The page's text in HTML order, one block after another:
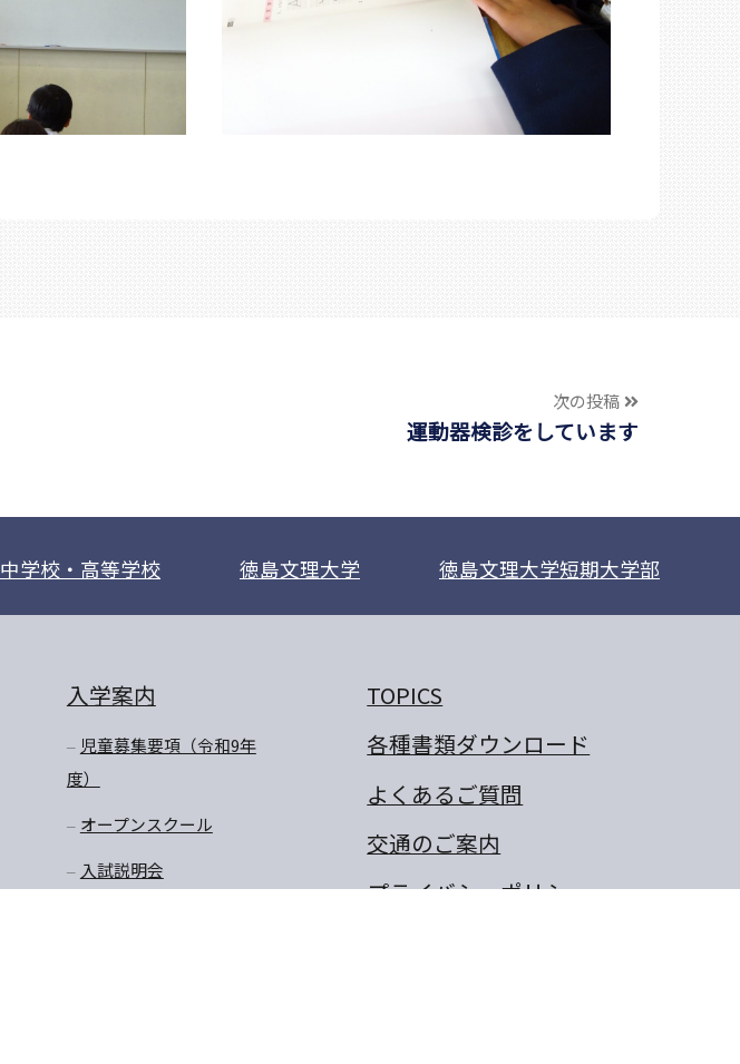
次の投稿
運動器検診をしています
学校・高等学校 徳島文理大学 徳島文理大学短期大学部
入学案内
児童募集要項（令和9年
度）
オープンスクール
入試説明会
TOPICS
各種書類ダウンロード
よくあるご質問
交通のご案内
プライバシーポリシー